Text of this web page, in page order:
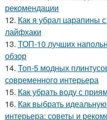
рекомендации
12. Как я убрал царапины
лайфхаки
13. ТОП-10 лучших
обзор
14. Топ-5 модных
современного интерьера
15. Как убрать воду с
16. Как выбрать
интерьера: советы и